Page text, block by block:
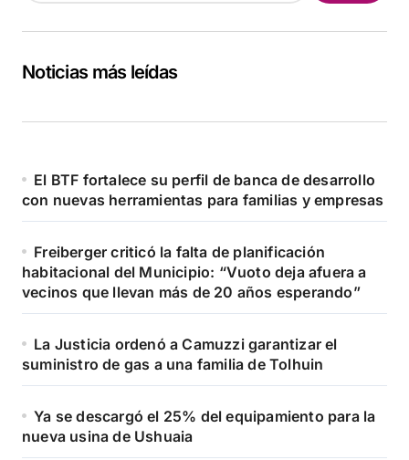
Noticias más leídas
El BTF fortalece su perfil de banca de desarrollo
con nuevas herramientas para familias y empresas
Freiberger criticó la falta de planificación
habitacional del Municipio: “Vuoto deja afuera a
vecinos que llevan más de 20 años esperando”
La Justicia ordenó a Camuzzi garantizar el
suministro de gas a una familia de Tolhuin
Ya se descargó el 25% del equipamiento para la
nueva usina de Ushuaia